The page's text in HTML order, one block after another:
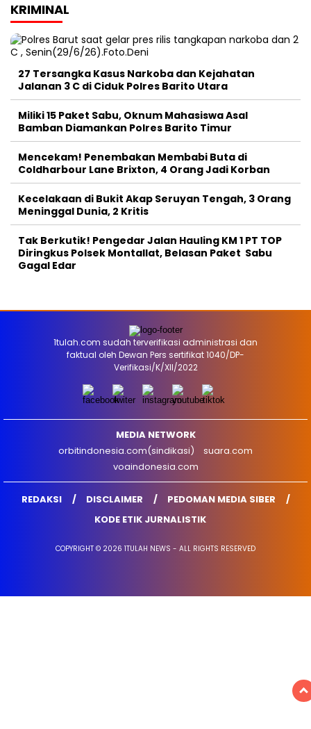
KRIMINAL
27 Tersangka Kasus Narkoba dan Kejahatan
Jalanan 3 C di Ciduk Polres Barito Utara
Miliki 15 Paket Sabu, Oknum Mahasiswa Asal
Bamban Diamankan Polres Barito Timur
Mencekam! Penembakan Membabi Buta di
Coldharbour Lane Brixton, 4 Orang Jadi Korban
Kecelakaan di Bukit Akap Seruyan Tengah, 3 Orang
Meninggal Dunia, 2 Kritis
Tak Berkutik! Pengedar Jalan Hauling KM 1 PT TOP
Diringkus Polsek Montallat, Belasan Paket Sabu
Gagal Edar
1tulah.com sudah terverifikasi administrasi dan
faktual oleh Dewan Pers sertifikat 1040/DP-
Verifikasi/K/XII/2022
MEDIA NETWORK
orbitindonesia.com(sindikasi)
suara.com
voaindonesia.com
REDAKSI DISCLAIMER
PEDOMAN MEDIA SIBER
KODE ETIK JURNALISTIK
COPYRIGHT © 2026 1TULAH NEWS - ALL RIGHTS RESERVED